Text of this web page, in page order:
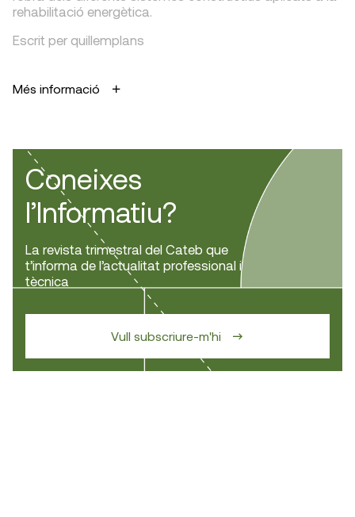
rehabilitació energètica.
Escrit per quillemplans
Més informació
Coneixes
l’Informatiu?
La revista trimestral del Cateb que
t’informa de l’actualitat professional i
tècnica
Vull subscriure-m'hi